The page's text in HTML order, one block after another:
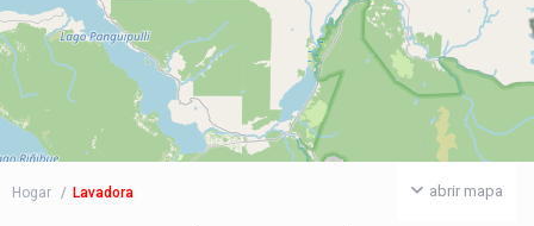
abrir mapa
Hogar Lavadora